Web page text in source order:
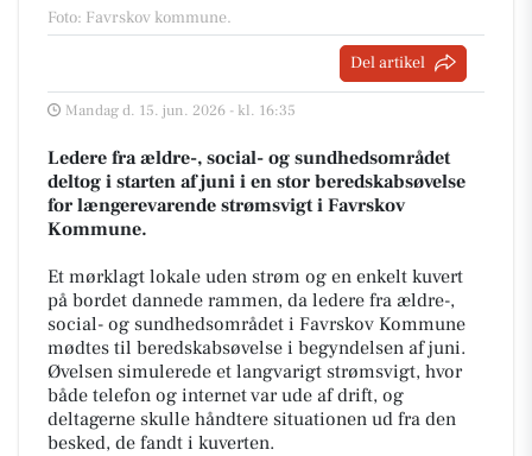
Foto: Favrskov kommune.
Del artikel
Mandag d. 15. jun. 2026 - kl. 16:35
Ledere fra ældre-, social- og sundhedsområdet
deltog i starten af juni i en stor beredskabsøvelse
for længerevarende strømsvigt i Favrskov
Kommune.
Et mørklagt lokale uden strøm og en enkelt kuvert
på bordet dannede rammen, da ledere fra ældre-,
social- og sundhedsområdet i Favrskov Kommune
mødtes til beredskabsøvelse i begyndelsen af juni.
Øvelsen simulerede et langvarigt strømsvigt, hvor
både telefon og internet var ude af drift, og
deltagerne skulle håndtere situationen ud fra den
besked, de fandt i kuverten.